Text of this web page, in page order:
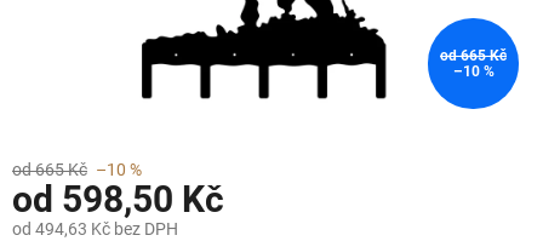
od 665 Kč
–10 %
od 665 Kč –10 %
od 598,50 Kč
od 494,63 Kč bez DPH